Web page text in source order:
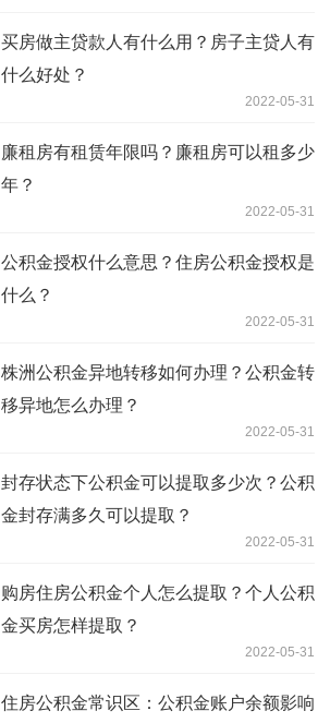
买房做主贷款人有什么用？房子主贷人有
什么好处？
2022-05-31
廉租房有租赁年限吗？廉租房可以租多少
年？
2022-05-31
公积金授权什么意思？住房公积金授权是
什么？
2022-05-31
株洲公积金异地转移如何办理？公积金转
移异地怎么办理？
2022-05-31
封存状态下公积金可以提取多少次？公积
金封存满多久可以提取？
2022-05-31
购房住房公积金个人怎么提取？个人公积
金买房怎样提取？
2022-05-31
住房公积金常识区：公积金账户余额影响